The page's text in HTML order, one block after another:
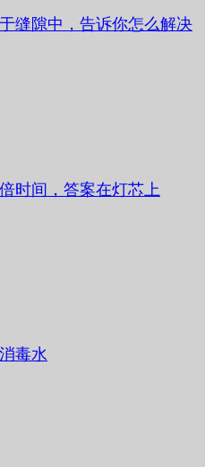
缝隙中，告诉你怎么解决
时间，答案在灯芯上
毒水